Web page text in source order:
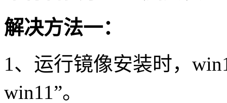
解决方法一：
1、运行镜像安装时，
win11”。